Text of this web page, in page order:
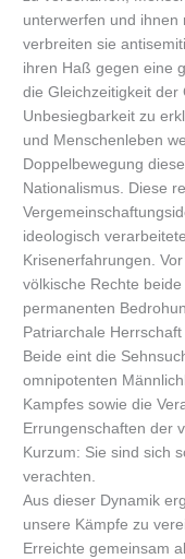
unterwerfen und ihnen
verbreiten sie
ihren Haß gegen eine
die Gleichzeitigkeit der
Unbesiegbarkeit zu
und Menschenleben
Doppelbewegung
Nationalismus. Diese
ideologisch
Krisenerfahrungen.
völkische Rechte
permanenten
Patriarchale
Beide eint die
omnipotenten
Kampfes sowie die
Errungenschaften der
Kurzum: Sie sind sich
verachten.
Aus dieser Dynamik
unsere Kämpfe zu
Erreichte gemeinsam